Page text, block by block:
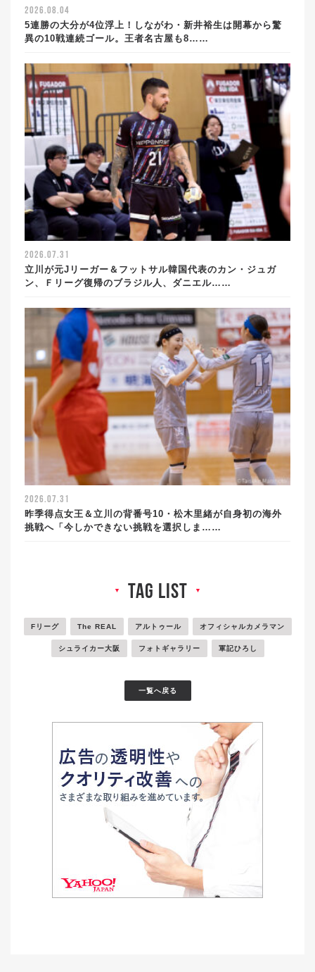
2026.08.04
5連勝の大分が4位浮上！しながわ・新井裕生は開幕から驚
異の10戦連続ゴール。王者名古屋も8……
2026.07.31
立川が元Jリーガー＆フットサル韓国代表のカン・ジュガ
ン、Ｆリーグ復帰のブラジル人、ダニエル……
2026.07.31
昨季得点女王＆立川の背番号10・松木里緒が自身初の海外
挑戦へ「今しかできない挑戦を選択しま……
▼ tag list ▼
Fリーグ The REAL アルトゥール オフィシャルカメラマン
シュライカー大阪 フォトギャラリー 軍記ひろし
一覧へ戻る